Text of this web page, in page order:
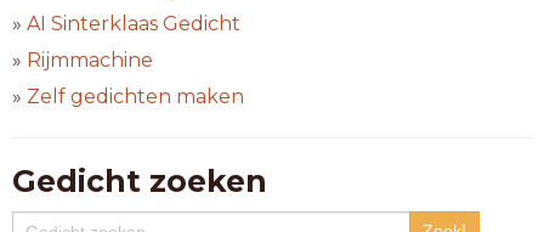
» AI Sinterklaas Gedicht
» Rijmmachine
» Zelf gedichten maken
Gedicht zoeken